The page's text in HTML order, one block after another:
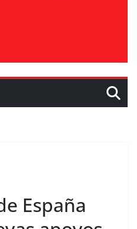
España